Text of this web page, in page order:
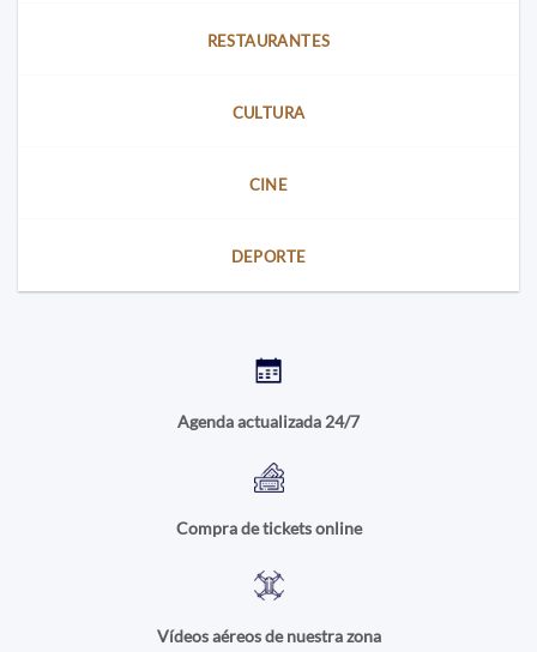
RESTAURANTES
CULTURA
CINE
DEPORTE
Agenda actualizada 24/7
Compra de tickets online
Vídeos aéreos de nuestra zona